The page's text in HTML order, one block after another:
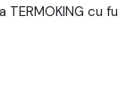
TERMOKING